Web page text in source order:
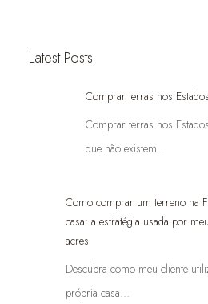
Latest Posts
Comprar terras nos
Comprar terras nos
que não existem…
Como comprar um terreno na
casa: a estratégia usada por
acres
Descubra como meu cliente
própria casa…